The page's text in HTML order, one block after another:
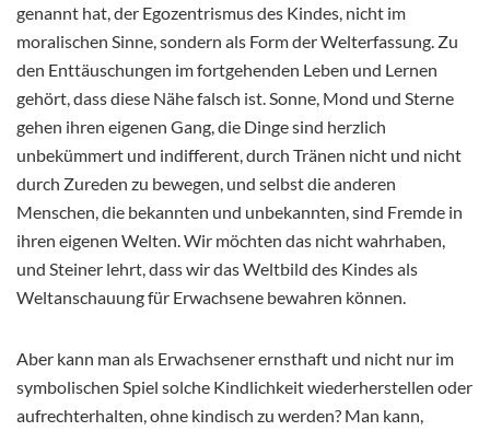
genannt hat, der Egozentrismus des Kindes, nicht im
moralischen Sinne, sondern als Form der Welterfassung. Zu
den Enttäuschungen im fortgehenden Leben und Lernen
gehört, dass diese Nähe falsch ist. Sonne, Mond und Sterne
gehen ihren eigenen Gang, die Dinge sind herzlich
unbekümmert und indifferent, durch Tränen nicht und nicht
durch Zureden zu bewegen, und selbst die anderen
Menschen, die bekannten und unbekannten, sind Fremde in
ihren eigenen Welten. Wir möchten das nicht wahrhaben,
und Steiner lehrt, dass wir das Weltbild des Kindes als
Weltanschauung für Erwachsene bewahren können.
Aber kann man als Erwachsener ernsthaft und nicht nur im
symbolischen Spiel solche Kindlichkeit wiederherstellen oder
aufrechterhalten, ohne kindisch zu werden? Man kann,